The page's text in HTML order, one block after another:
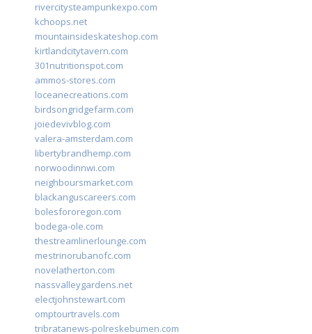
rivercitysteampunkexpo.com
kchoops.net
mountainsideskateshop.com
kirtlandcitytavern.com
301nutritionspot.com
ammos-stores.com
loceanecreations.com
birdsongridgefarm.com
joiedevivblog.com
valera-amsterdam.com
libertybrandhemp.com
norwoodinnwi.com
neighboursmarket.com
blackanguscareers.com
bolesfororegon.com
bodega-ole.com
thestreamlinerlounge.com
mestrinorubanofc.com
novelatherton.com
nassvalleygardens.net
electjohnstewart.com
omptourtravels.com
tribratanews-polreskebumen.com